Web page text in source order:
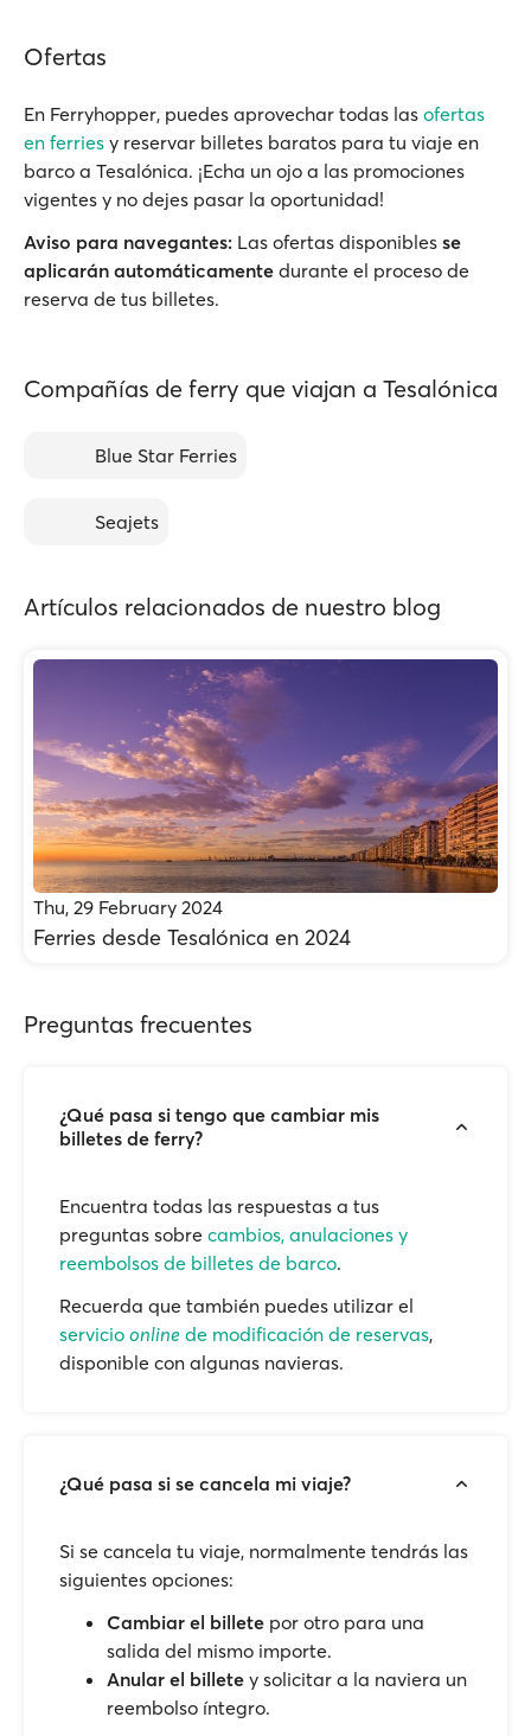
Ofertas
En Ferryhopper, puedes aprovechar todas las ofertas
en ferries y reservar billetes baratos para tu viaje en
barco a Tesalónica. ¡Echa un ojo a las promociones
vigentes y no dejes pasar la oportunidad!
Aviso para navegantes: Las ofertas disponibles se
aplicarán automáticamente durante el proceso de
reserva de tus billetes.
Compañías de ferry que viajan a Tesalónica
Blue Star Ferries
Seajets
Artículos relacionados de nuestro blog
Thu, 29 February 2024
Ferries desde Tesalónica en 2024
Preguntas frecuentes
¿Qué pasa si tengo que cambiar mis
billetes de ferry?
Encuentra todas las respuestas a tus
preguntas sobre cambios, anulaciones y
reembolsos de billetes de barco.
Recuerda que también puedes utilizar el
servicio online de modificación de reservas,
disponible con algunas navieras.
¿Qué pasa si se cancela mi viaje?
Si se cancela tu viaje, normalmente tendrás las
siguientes opciones:
Cambiar el billete por otro para una
salida del mismo importe.
Anular el billete y solicitar a la naviera un
reembolso íntegro.